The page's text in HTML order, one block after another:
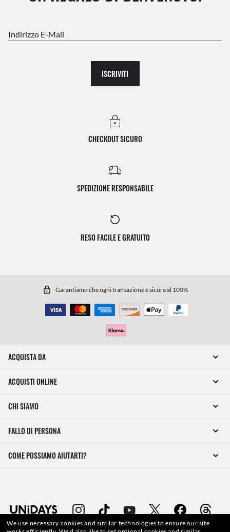
Indirizzo E-Mail
ISCRIVITI
CHECKOUT SICURO
SPEDIZIONE RESPONSABILE
RESO FACILE E GRATUITO
Garantiamo che ogni transazione è sicura al 100%
ACQUISTA DA
ACQUISTI ONLINE
CHI SIAMO
FALLO DI PERSONA
COME POSSIAMO AIUTARTI?
We use necessary cookies and similar technologies to ensure our site